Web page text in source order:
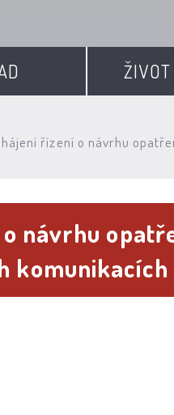
ŽIVOT
řízení o návrhu
návrhu
komunikacích